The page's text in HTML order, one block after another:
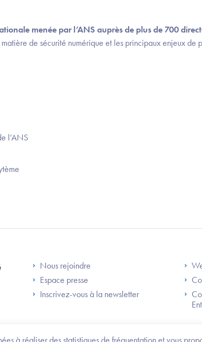
menée par l’ANS auprès de plus de 700
de sécurité numérique et les principaux enjeux de
l’ANS
Footer Left ANS
Nous rejoindre
Espace presse
Inscrivez-vous à la newsletter